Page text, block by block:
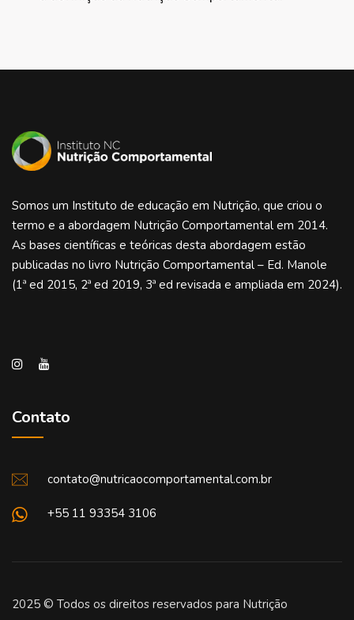
Somos um Instituto de educação em Nutrição, que criou o
termo e a abordagem Nutrição Comportamental em 2014.
As bases científicas e teóricas desta abordagem estão
publicadas no livro Nutrição Comportamental – Ed. Manole
(1ª ed 2015, 2ª ed 2019, 3ª ed revisada e ampliada em 2024).
Contato
contato@nutricaocomportamental.com.br
+55 11 93354 3106
2025 © Todos os direitos reservados para Nutrição